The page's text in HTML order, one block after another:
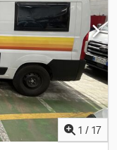
1 / 17